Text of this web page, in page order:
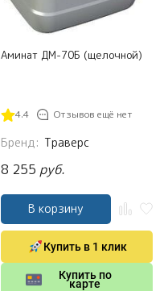
Аминат ДМ-70Б (щелочной)
4.4 Отзывов ещё нет
Бренд: Траверс
8 255 руб.
В корзину
Купить в 1 клик
Купить по
карте